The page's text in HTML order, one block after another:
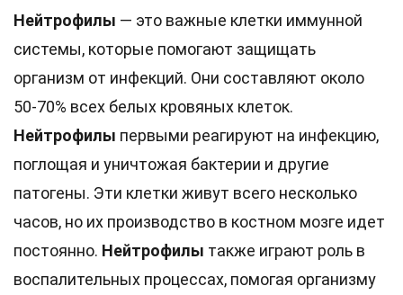
Нейтрофилы — это важные клетки иммунной
системы, которые помогают защищать
организм от инфекций. Они составляют около
50-70% всех белых кровяных клеток.
Нейтрофилы первыми реагируют на инфекцию,
поглощая и уничтожая бактерии и другие
патогены. Эти клетки живут всего несколько
часов, но их производство в костном мозге идет
постоянно. Нейтрофилы также играют роль в
воспалительных процессах, помогая организму